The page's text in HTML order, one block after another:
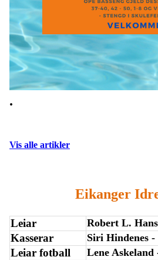
.
Vis alle artikler
Eikanger
Leiar Robert L.
Kasserar Siri Hindenes -
Leiar fotball Lene Askeland